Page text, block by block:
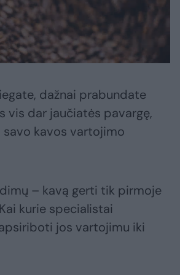
dažnai prabundate
vis dar jaučiatės pavargę,
kavos vartojimo
– kavą gerti tik pirmoje
kurie specialistai
jos vartojimu iki